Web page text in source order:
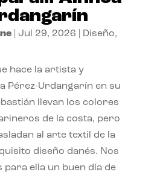
| Jul 29, 2026 Diseño,
hace la artista y
Pérez-Urdangarín en su
llevan los colores
de la costa, pero
al arte textil de la
diseño danés. Nos
para ella un buen día de